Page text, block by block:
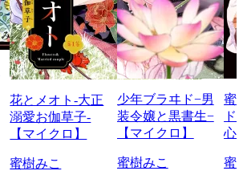
花とメオト-大正
溺愛お伽草子-
【マイクロ】
蜜樹みこ
少年ブラヰド−男
装令嬢と黒書生−
【マイクロ】
蜜樹みこ
蜜
心
蜜